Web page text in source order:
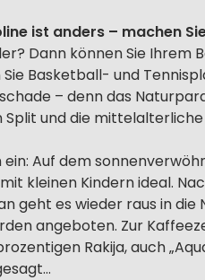
ist anders – machen
Dann können Sie Ihrem
Basketball- und
– denn das
und die
ein: Auf dem
kleinen Kindern ideal.
geht es wieder raus in
angeboten. Zur
Rakija, auch